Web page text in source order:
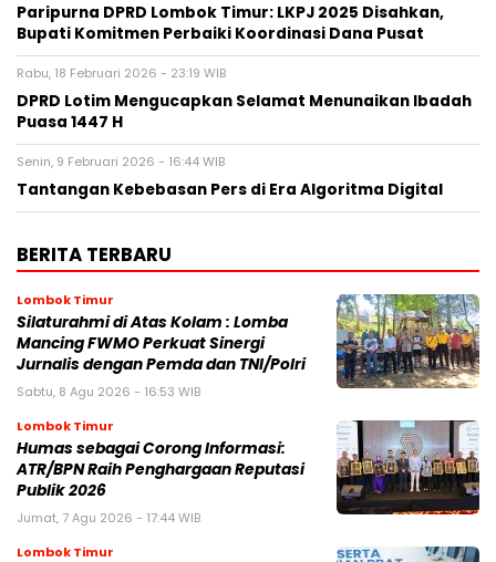
Paripurna DPRD Lombok Timur: LKPJ 2025 Disahkan,
Bupati Komitmen Perbaiki Koordinasi Dana Pusat
Rabu, 18 Februari 2026 - 23:19 WIB
DPRD Lotim Mengucapkan Selamat Menunaikan Ibadah
Puasa 1447 H
Senin, 9 Februari 2026 - 16:44 WIB
Tantangan Kebebasan Pers di Era Algoritma Digital
BERITA TERBARU
Lombok Timur
Silaturahmi di Atas Kolam : Lomba
Mancing FWMO Perkuat Sinergi
Jurnalis dengan Pemda dan TNI/Polri
Sabtu, 8 Agu 2026 - 16:53 WIB
Lombok Timur
Humas sebagai Corong Informasi:
ATR/BPN Raih Penghargaan Reputasi
Publik 2026
Jumat, 7 Agu 2026 - 17:44 WIB
Lombok Timur